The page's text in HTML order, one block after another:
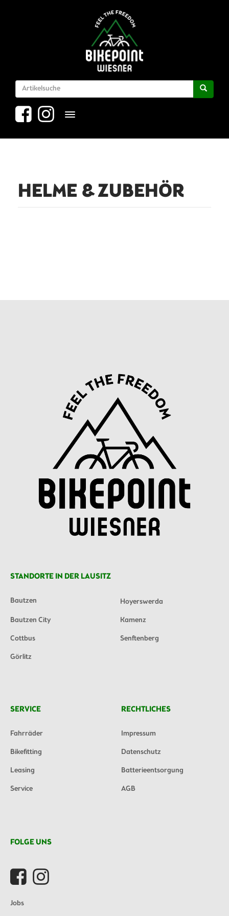
Toggle navigation
HELME & ZUBEHÖR
STANDORTE IN DER LAUSITZ
Bautzen
Hoyerswerda
Bautzen City
Kamenz
Cottbus
Senftenberg
Görlitz
SERVICE
Fahrräder
Bikefitting
Leasing
Service
RECHTLICHES
Impressum
Datenschutz
Batterieentsorgung
AGB
FOLGE UNS
Jobs